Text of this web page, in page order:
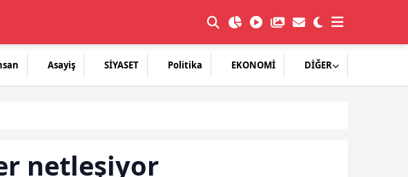
Asayiş SİYASET Politika EKONOMİ DİĞER
netleşiyor